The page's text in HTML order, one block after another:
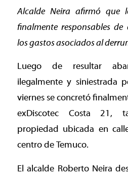
Alcalde Neira afirmó que
finalmente responsables
los gastos asociados al
Luego de resultar
ilegalmente y siniestrada
viernes se concretó
exDiscotec Costa 21,
propiedad ubicada en
centro de Temuco.
El alcalde Roberto Neira